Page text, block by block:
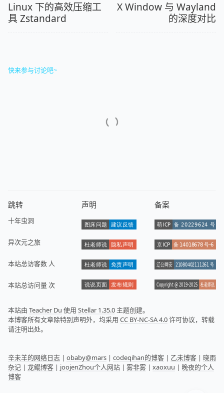
Linux 下的高效压缩工
具 Zstandard
X Window 与 Wayland
的深度对比
快来参与讨论吧~
跳转
十年虫洞
异次元之旅
本站总访客数 人
本站总访问量次
声明 备案
本站由 Teacher Du 使用 Stellar 1.35.0 主题创建。
本博客所有文章除特别声明外，均采用 CC BY-NC-SA 4.0许可协议，转载
请注明出处。
辛未羊的网络日志 | obaby@mars | codeqihan的博客 | 乙未博客 | 晓雨
杂记 | 龙鲲博客 | joojenZhou个人网站 | 雾非雾 | xaoxuu | 晚夜的个人
博客